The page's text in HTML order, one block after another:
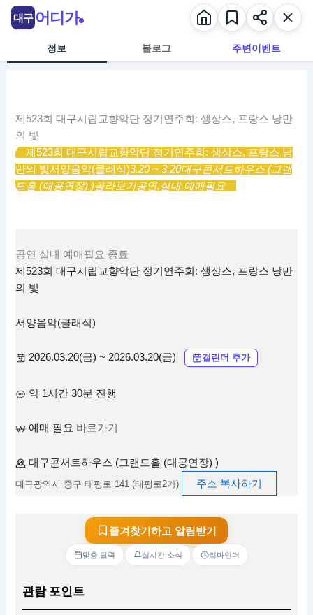
정보 블로그 주변이벤트
제523회 대구시립교향악단 정기연주회: 생상스, 프랑스 낭만
의 빛
제523회 대구시립교향악단 정기연주회: 생상스, 프랑스 낭
만의 빛서양음악(클래식)3.20 ~ 3.20대구콘서트하우스 (그랜
드홀 (대공연장) )골라보기공연,실내,예매필요
공연 실내 예매필요 종료
제523회 대구시립교향악단 정기연주회: 생상스, 프랑스 낭만
의 빛
서양음악(클래식)
2026.03.20(금) ~ 2026.03.20(금) 캘린더 추가
약 1시간 30분 진행
예매 필요 바로가기
대구콘서트하우스 (그랜드홀 (대공연장) )
대구광역시 중구 태평로 141 (태평로2가) 주소 복사하기
즐겨찾기하고 알림받기
맞춤 달력 실시간 소식 리마인더
관람 포인트
대구 어디가